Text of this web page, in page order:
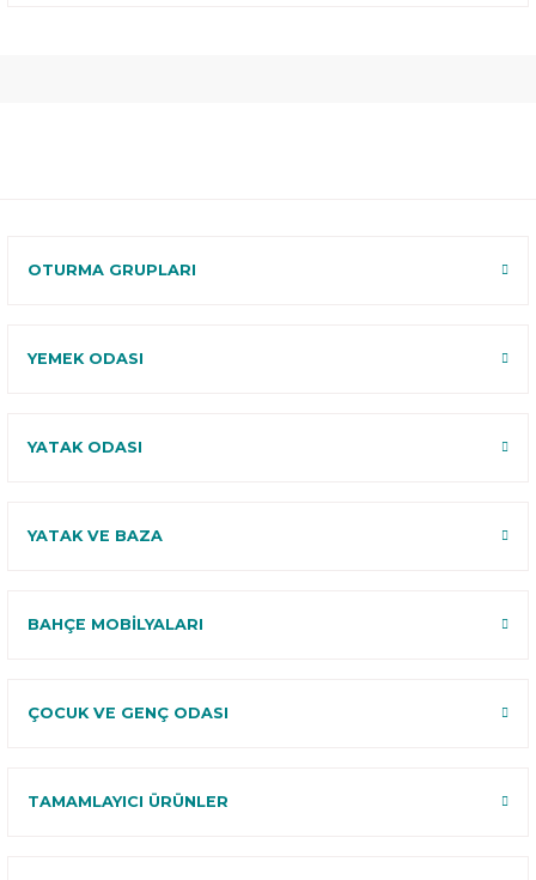
OTURMA GRUPLARI
YEMEK ODASI
YATAK ODASI
YATAK VE BAZA
BAHÇE MOBİLYALARI
ÇOCUK VE GENÇ ODASI
TAMAMLAYICI ÜRÜNLER